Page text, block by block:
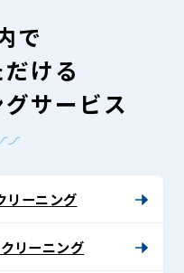
で
ける
サービス
リーニング
リーニング